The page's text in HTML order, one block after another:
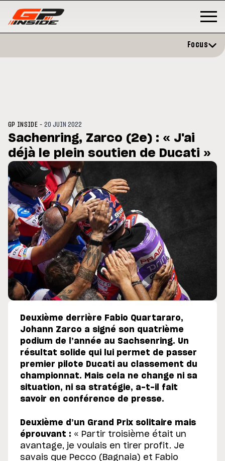
: Horaires et
du GP de Grande-
MOTO GP
Zarco évite l'opération et vise
Focus
GP INSIDE -20 JUIN 2022
Sachenring, Zarco (2e) : « J'ai
déjà le plein soutien de Ducati »
Deuxième derrière Fabio Quartararo,
Johann Zarco a signé son quatrième
podium de l’année au Sachsenring. Un
résultat solide qui lui permet de passer
premier pilote Ducati au classement du
championnat. Mais cela ne change ni sa
situation, ni sa stratégie, a-t-il fait
savoir en conférence de presse.
Deuxième d’un Grand Prix solitaire mais
éprouvant : « Partir troisième était un
avantage, je voulais en tirer profit. Je
savais que Pecco (Bagnaia) et Fabio